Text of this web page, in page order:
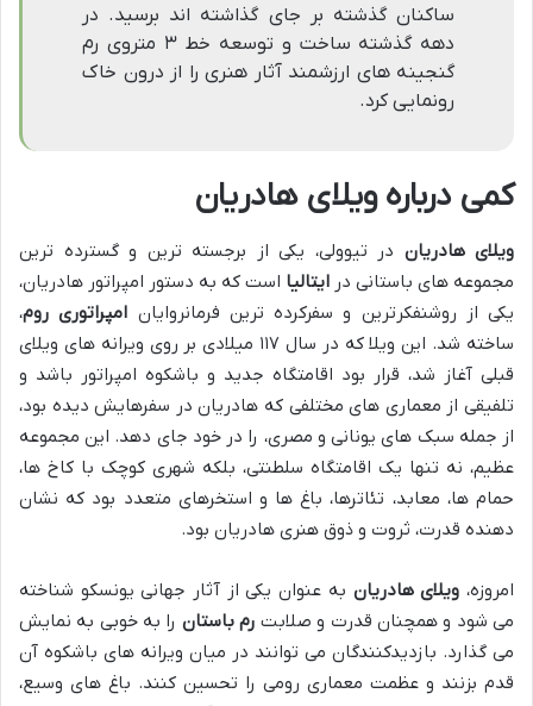
ساکنان گذشته بر جای گذاشته اند برسید. در
دهه گذشته ساخت و توسعه خط ۳ متروی رم
گنجینه های ارزشمند آثار هنری را از درون خاک
رونمایی کرد.
کمی درباره ویلای هادریان
ویلای هادریان در تیوولی، یکی از برجسته ترین و گسترده ترین
مجموعه های باستانی در ایتالیا است که به دستور امپراتور هادریان،
یکی از روشنفکرترین و سفرکرده ترین فرمانروایان امپراتوری روم،
ساخته شد. این ویلا که در سال ۱۱۷ میلادی بر روی ویرانه های ویلای
قبلی آغاز شد، قرار بود اقامتگاه جدید و باشکوه امپراتور باشد و
تلفیقی از معماری های مختلفی که هادریان در سفرهایش دیده بود،
از جمله سبک های یونانی و مصری، را در خود جای دهد. این مجموعه
عظیم، نه تنها یک اقامتگاه سلطنتی، بلکه شهری کوچک با کاخ ها،
حمام ها، معابد، تئاترها، باغ ها و استخرهای متعدد بود که نشان
دهنده قدرت، ثروت و ذوق هنری هادریان بود.
امروزه، ویلای هادریان به عنوان یکی از آثار جهانی یونسکو شناخته
می شود و همچنان قدرت و صلابت رم باستان را به خوبی به نمایش
می گذارد. بازدیدکنندگان می توانند در میان ویرانه های باشکوه آن
قدم بزنند و عظمت معماری رومی را تحسین کنند. باغ های وسیع،